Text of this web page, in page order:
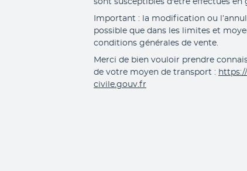
sont susceptibles d'être effectués en
Important : la modification ou
possible que dans les limites et
conditions générales de vente.
Merci de bien vouloir prendre
de votre moyen de transport :
civile.gouv.fr